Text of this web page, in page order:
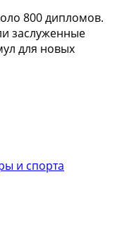
800 дипломов.
заслуженные
для новых
и спорта